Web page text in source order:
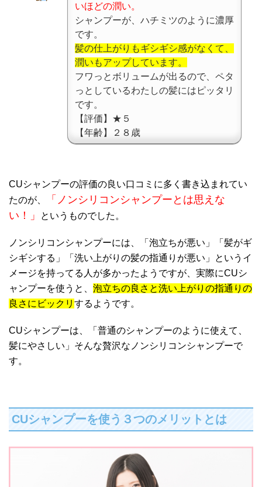
いほどの潤い。
シャンプーが、ハチミツのように濃厚
です。
髪の仕上がりもギシギシ感がなくて、
潤いもアップしています。
フワっとボリュームが出るので、ペタ
っとしているわたしの髪にはピッタリ
です。
【評価】★５
【年齢】２８歳
CUシャンプーの評価の良い口コミに多く書き込まれてい
たのが、
「ノンシリコンシャンプーとは思えな
い！」
というものでした。
ノンシリコンシャンプーには、「泡立ちが悪い」「髪がギ
シギシする」「洗い上がりの髪の指通りが悪い」というイ
メージを持ってる人が多かったようですが、実際にCUシ
ャンプーを使うと、 泡立ちの良さと洗い上がりの指通りの
良さにビックリ するようです。
CUシャンプーは、「普通のシャンプーのように使えて、
髪にやさしい」そんな贅沢なノンシリコンシャンプーで
す。
CUシャンプーを使う３つのメリットとは